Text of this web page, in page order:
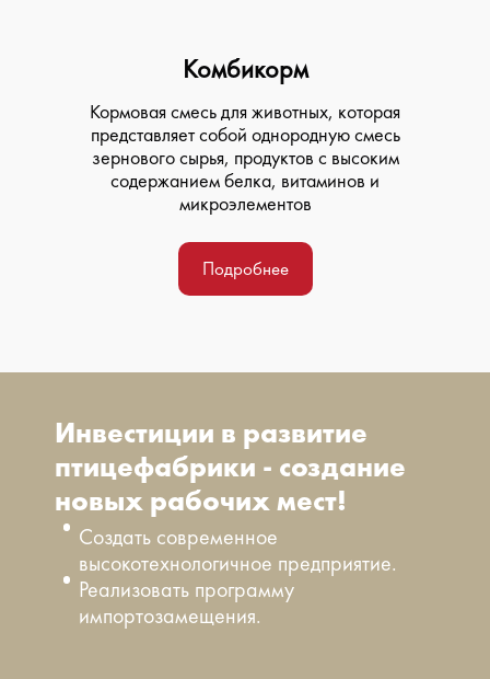
Комбикорм
Кормовая смесь для животных, которая
представляет собой однородную смесь
зернового сырья, продуктов с высоким
содержанием белка, витаминов и
микроэлементов
Подробнее
Инвестиции в развитие
птицефабрики - создание
новых рабочих мест!
Создать современное
высокотехнологичное предприятие.
Реализовать программу
импортозамещения.